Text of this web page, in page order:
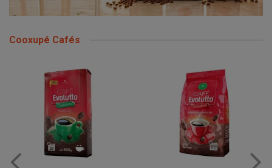
Cooxupé Cafés